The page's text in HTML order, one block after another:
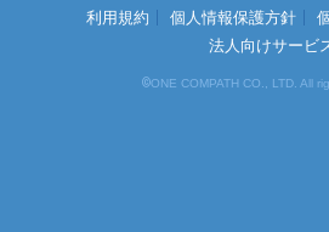
利用規約
個人情報保護方針
法人向けサービ
©ONE COMPATH CO., LTD. All